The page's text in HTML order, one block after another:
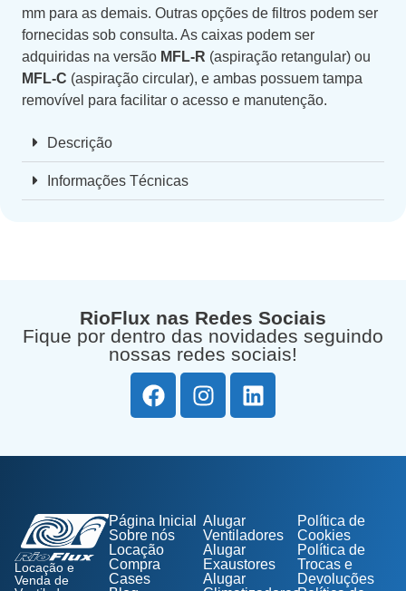
mm para as demais. Outras opções de filtros podem ser
fornecidas sob consulta. As caixas podem ser
adquiridas na versão MFL-R (aspiração retangular) ou
MFL-C (aspiração circular), e ambas possuem tampa
removível para facilitar o acesso e manutenção.
Descrição
Informações Técnicas
RioFlux nas Redes Sociais
Fique por dentro das novidades seguindo
nossas redes sociais!
Locação e
Venda de
Página Inicial
Sobre nós
Locação
Compra
Cases
Alugar
Ventiladores
Alugar
Exaustores
Alugar
Política de
Cookies
Política de
Trocas e
Devoluções